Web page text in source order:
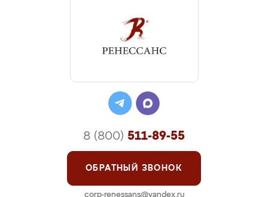
8 (800) 511-89-55
ОБРАТНЫЙ ЗВОНОК
corp-renessans@yandex.ru